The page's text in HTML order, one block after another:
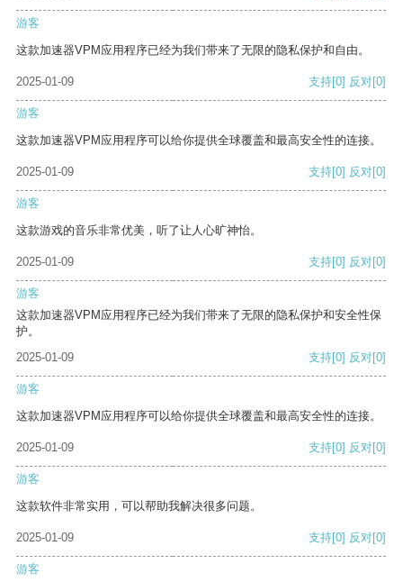
游客
这款加速器VPM应用程序已经为我们带来了无限的隐私保护和自由。
2025-01-09 支持[0] 反对[0]
游客
这款加速器VPM应用程序可以给你提供全球覆盖和最高安全性的连接。
2025-01-09 支持[0] 反对[0]
游客
这款游戏的音乐非常优美，听了让人心旷神怡。
2025-01-09 支持[0] 反对[0]
游客
这款加速器VPM应用程序已经为我们带来了无限的隐私保护和安全性保
护。
2025-01-09
支持[0] 反对[0]
游客
这款加速器VPM应用程序可以给你提供全球覆盖和最高安全性的连接。
2025-01-09 支持[0] 反对[0]
游客
这款软件非常实用，可以帮助我解决很多问题。
2025-01-09 支持[0] 反对[0]
游客